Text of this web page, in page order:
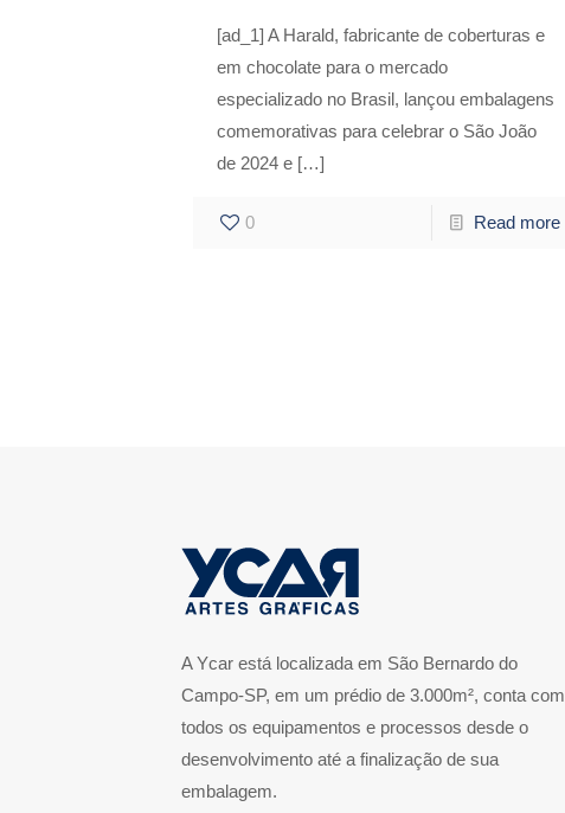
[ad_1] A Harald, fabricante de coberturas e
em chocolate para o mercado
especializado no Brasil, lançou embalagens
comemorativas para celebrar o São João
de 2024 e[…]
0 Read more
A Ycar está localizada em São Bernardo do
Campo-SP, em um prédio de 3.000m², conta com
todos os equipamentos e processos desde o
desenvolvimento até a finalização de sua
embalagem.